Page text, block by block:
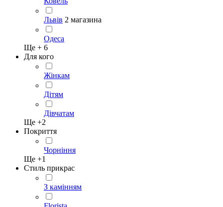
Львів 2 магазина
Одеса
Ще + 6
Для кого
Жінкам
Дітям
Дівчатам
Ще +2
Покриття
Чорніння
Ще +1
Стиль прикрас
З камінням